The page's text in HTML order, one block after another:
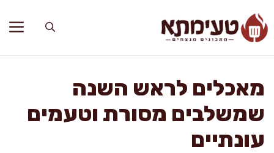
לתוכן
מאכלים לראש השנה
שמשלבים מסורת וטעמים
עונתיים